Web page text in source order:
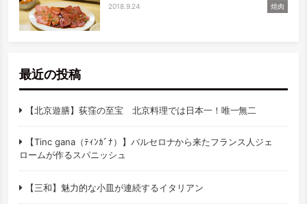
2018.9.24 焼肉
最近の投稿
【北京遊膳】荻窪の至宝 北京料理では日本一！唯一無二
【Tinc gana（ﾃｨﾝｶﾞﾅ）】バルセロナから来たフランス人ジェ
ロームが作るスパニッシュ
【三和】魅力的な小皿が連続するイタリアン